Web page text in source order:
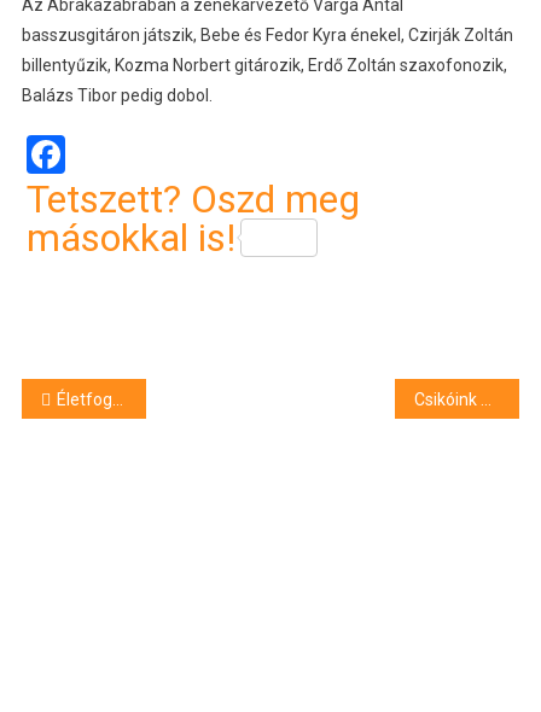
Az Abrakazabrában a zenekarvezető Varga Antal
basszusgitáron játszik, Bebe és Fedor Kyra énekel, Czirják Zoltán
billentyűzik, Kozma Norbert gitározik, Erdő Zoltán szaxofonozik,
Balázs Tibor pedig dobol.
Facebook
Tetszett? Oszd meg
másokkal is!
Bejegyzés
Életfogytig tartó fegyház a főtéri késelőnek Csikóink – Mozgásszínházi előadás Debrecenben